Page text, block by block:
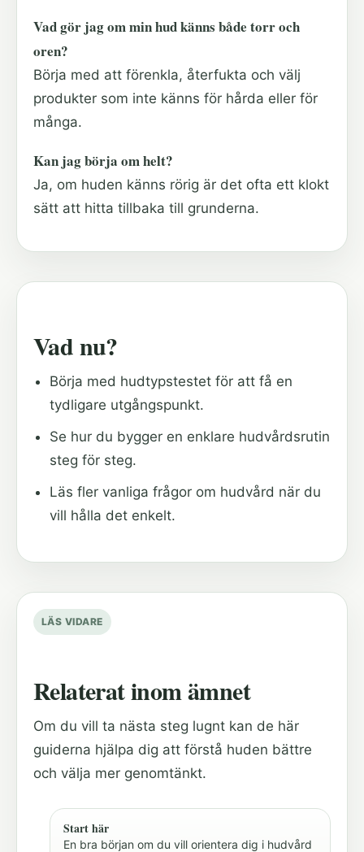
Vad gör jag om min hud känns både torr och
oren?
Börja med att förenkla, återfukta och välj
produkter som inte känns för hårda eller för
många.
Kan jag börja om helt?
Ja, om huden känns rörig är det ofta ett klokt
sätt att hitta tillbaka till grunderna.
Vad nu?
Börja med hudtypstestet för att få en
tydligare utgångspunkt.
Se hur du bygger en enklare hudvårdsrutin
steg för steg.
Läs fler vanliga frågor om hudvård när du
vill hålla det enkelt.
LÄS VIDARE
Relaterat inom ämnet
Om du vill ta nästa steg lugnt kan de här
guiderna hjälpa dig att förstå huden bättre
och välja mer genomtänkt.
Start här
En bra början om du vill orientera dig i hudvård